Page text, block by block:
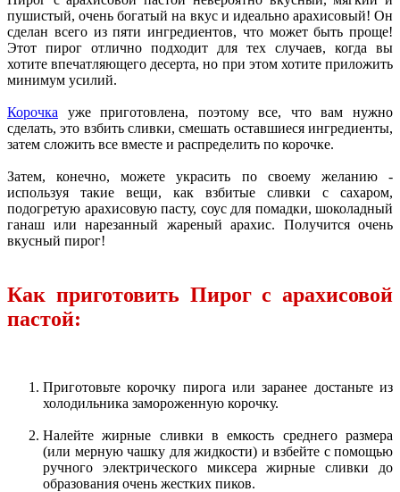
пушистый, очень богатый на вкус и идеально арахисовый! Он
сделан всего из пяти ингредиентов, что может быть проще!
Этот пирог отлично подходит для тех случаев, когда вы
хотите впечатляющего десерта, но при этом хотите приложить
минимум усилий.
Корочка уже приготовлена, поэтому все, что вам нужно
сделать, это взбить сливки, смешать оставшиеся ингредиенты,
затем сложить все вместе и распределить по корочке.
Затем, конечно, можете украсить по своему желанию -
используя такие вещи, как взбитые сливки с сахаром,
подогретую арахисовую пасту, соус для помадки, шоколадный
ганаш или нарезанный жареный арахис. Получится очень
вкусный пирог!
Как приготовить Пирог с арахисовой
пастой:
Приготовьте корочку пирога или заранее достаньте из
холодильника замороженную корочку.
Налейте жирные сливки в емкость среднего размера
(или мерную чашку для жидкости) и взбейте с помощью
ручного электрического миксера жирные сливки до
образования очень жестких пиков.